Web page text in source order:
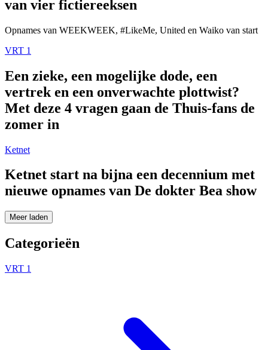
van vier fictiereeksen
Opnames van WEEKWEEK, #LikeMe, United en Waiko van start
VRT 1
Een zieke, een mogelijke dode, een
vertrek en een onverwachte plottwist?
Met deze 4 vragen gaan de Thuis-fans de
zomer in
Ketnet
Ketnet start na bijna een decennium met
nieuwe opnames van De dokter Bea show
Meer laden
Categorieën
VRT 1